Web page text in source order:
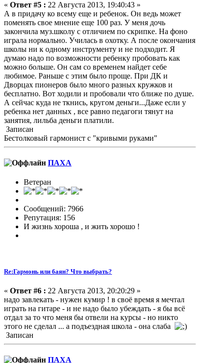
« Ответ #5 : 22 Августа 2013, 19:40:43 »
А в придачу ко всему еще и ребенок. Он ведь может
поменять свое мнение еще 100 раз. У меня дочь
закончила муз.школу с отличием по скрипке. На фоно
играла нормально. Училась в охотку. А после окончания
школы ни к одному инструменту и не подходит. Я
думаю надо по возможности ребенку пробовать как
можно больше. Он сам со временем найдет себе
любимое. Раньше с этим было проще. При ДК и
Дворцах пионеров было много разных кружков и
бесплатно. Вот ходили и пробовали что ближе по душе.
А сейчас куда не ткнись, кругом деньги...Даже если у
ребенка нет данных , все равно педагоги тянут на
занятия, лильба деньги платили.
Записан
Бестолковый гармонист с "кривыми руками"
ПАХА
Ветеран
Сообщений: 7966
Репутация: 156
И жизнь хороша , и жить хорошо !
Re:Гармонь или баян? Что выбрать?
« Ответ #6 : 22 Августа 2013, 20:20:29 »
надо завлекать - нужен кумир ! в своё время я мечтал
играть на гитаре - и не надо было убеждать - я бы всё
отдал за то что меня бы отвели на курсы - но никто
этого не сделал ... а подъездная школа - она слаба
Записан
ПАХА